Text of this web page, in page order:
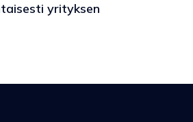
yrityksen